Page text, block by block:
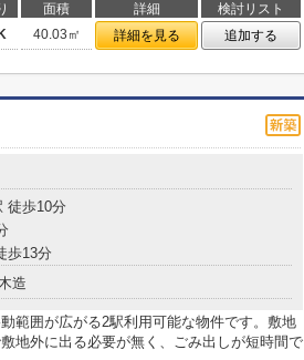
面積 詳細
検討リスト
40.03㎡ 詳細を見る 追加する
徒歩10分
歩13分
造
範囲が広がる2駅利用可能な物件です。敷地
地外に出る必要が無く、ごみ出しが短時間で